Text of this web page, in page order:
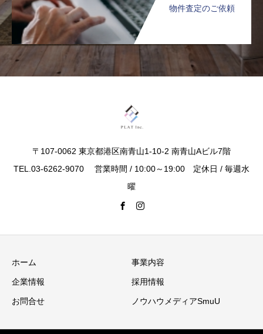
物件査定のご依頼
〒107-0062 東京都港区南青山1-10-2 南青山Aビル7階
TEL.03-6262-9070 営業時間 / 10:00～19:00 定休日 / 毎週水
曜
ホーム 事業内容
企業情報 採用情報
お問合せ ノウハウメディアSmuU